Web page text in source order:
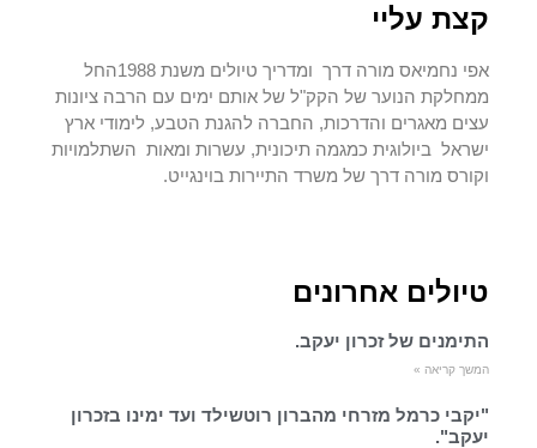
קצת עליי
אפי נחמיאס מורה דרך ומדריך טיולים משנת 1988החל
ממחלקת הנוער של הקק"ל של אותם ימים עם הרבה ציונות
עצים מאגרים והדרכות, החברה להגנת הטבע, לימודי ארץ
ישראל ביולוגית כמגמה תיכונית, עשרות ומאות השתלמויות
וקורס מורה דרך של משרד התיירות בוינגייט.
טיולים אחרונים
התימנים של זכרון יעקב.
המשך קריאה »
"יקבי כרמל מזרחי מהברון רוטשילד ועד ימינו בזכרון
יעקב".